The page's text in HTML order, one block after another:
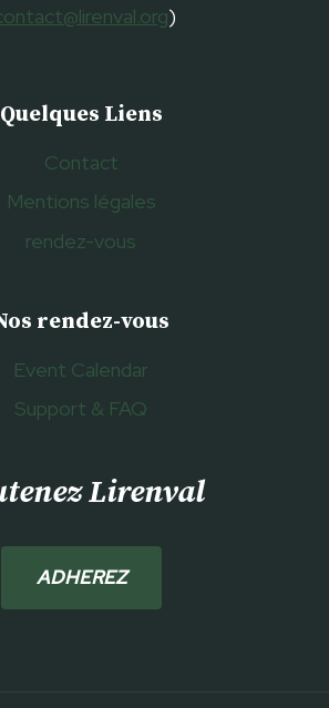
)
Quelques Liens
Contact
Mentions légales
rendez-vous
rendez-vous
Event Calendar
Support & FAQ
Lirenval
ADHEREZ